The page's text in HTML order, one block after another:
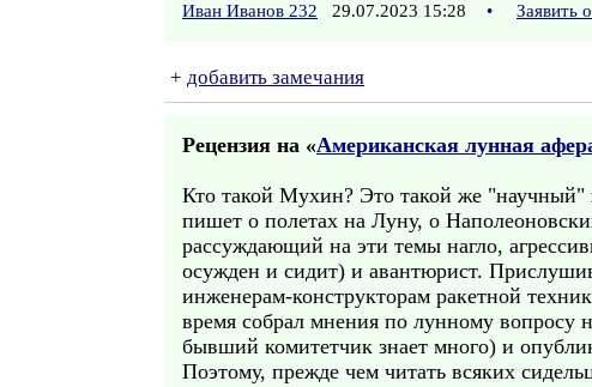
Иван Иванов 232 29.07.2023 15:28 • Заявить
+ добавить замечания
Рецензия на «Американская лунная
Кто такой Мухин? Это такой же "научный"
пишет о полетах на Луну, о
рассуждающий на эти темы нагло,
осужден и сидит) и авантюрист.
инженерам-конструкторам ракетной
время собрал мнения по лунному вопросу
бывший комитетчик знает много) и
Поэтому, прежде чем читать всяких